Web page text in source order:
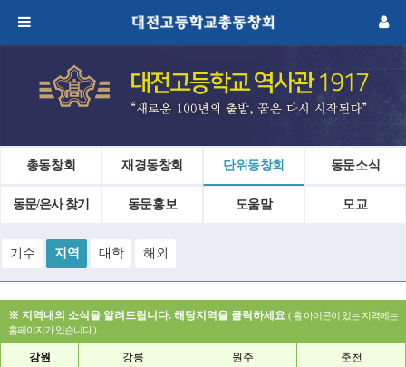
총동창회 재경동창회 단위동창회 동문소식
동문/은사 찾기 동문홍보 도움말 모교
기수 지역 대학 해외
※ 지역내의 소식을 알려드립니다. 해당지역을 클릭하세요 ( 홈 아이콘이 있는 지역에는
홈페이지가 있습니다 )
강원 강릉 원주 춘천